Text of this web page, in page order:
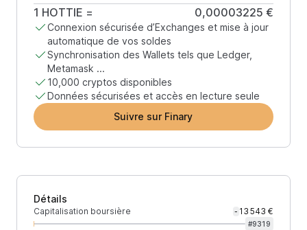
1 HOTTIE = 0,00003225 €
Connexion sécurisée d’Exchanges et mise à jour
automatique de vos soldes
Synchronisation des Wallets tels que Ledger,
Metamask ...
10,000 cryptos disponibles
Données sécurisées et accès en lecture seule
Suivre sur Finary
Détails
Capitalisation boursière - 13 543 €
#9319